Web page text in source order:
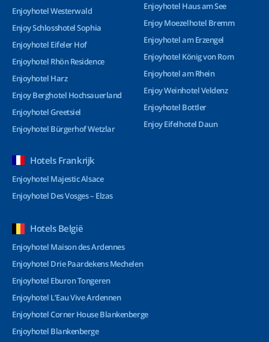
Enjoyhotel Westerwald
Enjoy Schlosshotel Sophia
Enjoyhotel Eifeler Hof
Enjoyhotel Rhön Residence
Enjoyhotel Harz
Enjoy Berghotel Hochsauerland
Enjoyhotel Greetsiel
Enjoyhotel Bürgerhof Wetzlar
Enjoyhotel Haus am See
Enjoy Moezelhotel Bremm
Enjoyhotel am Erzengel
Enjoyhotel König von Rom
Enjoyhotel am Rhein
Enjoy Weinhotel Veldenz
Enjoyhotel Bottler
Enjoy Eifelhotel Daun
Hotels Frankrijk
Enjoyhotel Majestic Alsace
Enjoyhotel Des Vosges – Elzas
Hotels België
Enjoyhotel Maison des Ardennes
Enjoyhotel Drie Paardekens Mechelen
Enjoyhotel Eburon Tongeren
Enjoyhotel L’Eau Vive Ardennen
Enjoyhotel Corner House Blankenberge
Enjoyhotel Blankenberge